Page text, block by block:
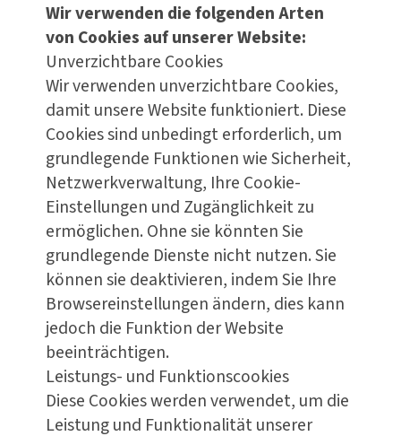
Wir verwenden die folgenden Arten
von Cookies auf unserer Website:
Unverzichtbare Cookies
Wir verwenden unverzichtbare Cookies,
damit unsere Website funktioniert. Diese
Cookies sind unbedingt erforderlich, um
grundlegende Funktionen wie Sicherheit,
Netzwerkverwaltung, Ihre Cookie-
Einstellungen und Zugänglichkeit zu
ermöglichen. Ohne sie könnten Sie
grundlegende Dienste nicht nutzen. Sie
können sie deaktivieren, indem Sie Ihre
Browsereinstellungen ändern, dies kann
jedoch die Funktion der Website
beeinträchtigen.
Leistungs- und Funktionscookies
Diese Cookies werden verwendet, um die
Leistung und Funktionalität unserer